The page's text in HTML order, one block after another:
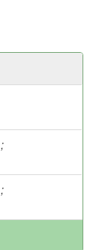
;
;